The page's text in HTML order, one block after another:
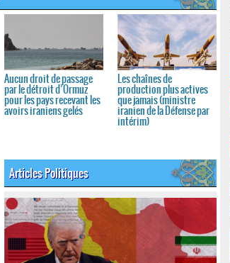
Aucun droit de passage
par le détroit d’Ormuz
pour les pays recevant les
avoirs iraniens gelés
Les chaînes de
production plus actives
que jamais (ministre
iranien de la Défense par
intérim)
Articles Politiques